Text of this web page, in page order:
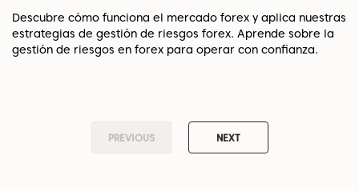
Descubre cómo funciona el mercado forex y aplica nuestras
estrategias de gestión de riesgos forex. Aprende sobre la
gestión de riesgos en forex para operar con confianza.
PREVIOUS NEXT